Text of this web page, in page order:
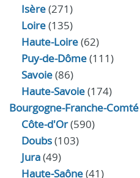
Isère(271)
Loire(135)
Haute-Loire(62)
Puy-de-Dôme(111)
Savoie(86)
Haute-Savoie(174)
Bourgogne-Franche-Comté
Côte-d'Or(590)
Doubs(103)
Jura(49)
Haute‑Saône(41)